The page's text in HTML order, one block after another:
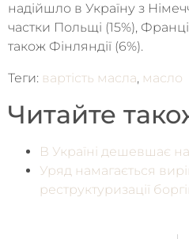
надійшло в Україну з
частки Польщі (15%),
також Фінляндії (6%).
Теги: вартість масла, масло
Читайте
В Україні дешевшає
Уряд намагається
реструктуризації